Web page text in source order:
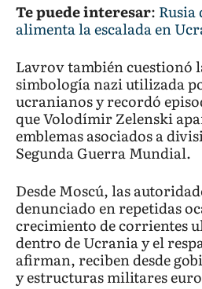
Te puede interesar: Rusia
alimenta la escalada en
Lavrov también cuestionó
simbología nazi utilizada
ucranianos y recordó
que Volodímir Zelenski
emblemas asociados a
Segunda Guerra Mundial.
Desde Moscú, las
denunciado en repetidas
crecimiento de corrientes
dentro de Ucrania y el
afirman, reciben desde
y estructuras militares